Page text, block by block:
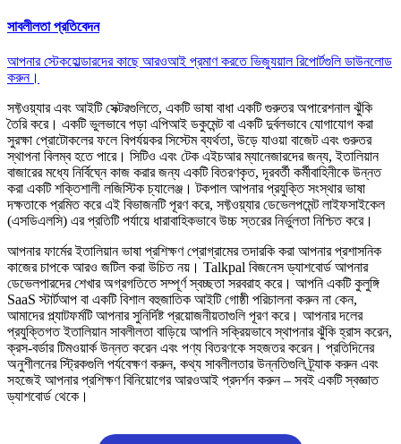
সাবলীলতা প্রতিবেদন
আপনার স্টেকহোল্ডারদের কাছে আরওআই প্রমাণ করতে ভিজ্যুয়াল রিপোর্টগুলি ডাউনলোড
করুন।
সফ্টওয়্যার এবং আইটি সেক্টরগুলিতে, একটি ভাষা বাধা একটি গুরুতর অপারেশনাল ঝুঁকি
তৈরি করে। একটি ভুলভাবে পড়া এপিআই ডকুমেন্ট বা একটি দুর্বলভাবে যোগাযোগ করা
সুরক্ষা প্রোটোকলের ফলে বিপর্যয়কর সিস্টেম ব্যর্থতা, উড়ে যাওয়া বাজেট এবং গুরুতর
স্থাপনা বিলম্ব হতে পারে। সিটিও এবং টেক এইচআর ম্যানেজারদের জন্য, ইতালিয়ান
বাজারের মধ্যে নির্বিঘ্নে কাজ করার জন্য একটি বিতরণকৃত, দূরবর্তী কর্মীবাহিনীকে উন্নত
করা একটি শক্তিশালী লজিস্টিক চ্যালেঞ্জ। টকপাল আপনার প্রযুক্তি সংস্থার ভাষা
দক্ষতাকে প্রমিত করে এই বিভাজনটি পূরণ করে, সফ্টওয়্যার ডেভেলপমেন্ট লাইফসাইকেল
(এসডিএলসি) এর প্রতিটি পর্যায়ে ধারাবাহিকভাবে উচ্চ স্তরের নির্ভুলতা নিশ্চিত করে।
আপনার ফার্মের ইতালিয়ান ভাষা প্রশিক্ষণ প্রোগ্রামের তদারকি করা আপনার প্রশাসনিক
কাজের চাপকে আরও জটিল করা উচিত নয়। Talkpal বিজনেস ড্যাশবোর্ড আপনার
ডেভেলপারদের শেখার অগ্রগতিতে সম্পূর্ণ স্বচ্ছতা সরবরাহ করে। আপনি একটি কুলুঙ্গি
SaaS স্টার্টআপ বা একটি বিশাল বহুজাতিক আইটি গোষ্ঠী পরিচালনা করুন না কেন,
আমাদের প্ল্যাটফর্মটি আপনার সুনির্দিষ্ট প্রয়োজনীয়তাগুলি পূরণ করে। আপনার দলের
প্রযুক্তিগত ইতালিয়ান সাবলীলতা বাড়িয়ে আপনি সক্রিয়ভাবে স্থাপনার ঝুঁকি হ্রাস করেন,
ক্রস-বর্ডার টিমওয়ার্ক উন্নত করেন এবং পণ্য বিতরণকে সহজতর করেন। প্রতিদিনের
অনুশীলনের স্ট্রিকগুলি পর্যবেক্ষণ করুন, কথ্য সাবলীলতার উন্নতিগুলি ট্র্যাক করুন এবং
সহজেই আপনার প্রশিক্ষণ বিনিয়োগের আরওআই প্রদর্শন করুন – সবই একটি স্বজ্ঞাত
ড্যাশবোর্ড থেকে।